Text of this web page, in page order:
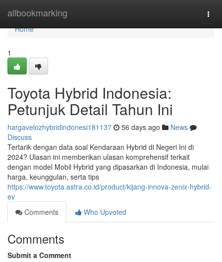
allbookmarking
Home
Home
1
Toyota Hybrid Indonesia:
Petunjuk Detail Tahun Ini
hargavelozhybridindonesi181137 56 days ago
News
Discuss
Tertarik dengan data soal Kendaraan Hybrid di Negeri Ini di
2024? Ulasan ini memberikan ulasan komprehensif terkait
dengan model Mobil Hybrid yang dipasarkan di Indonesia, mulai
harga, keunggulan, serta tips
https://www.toyota.astra.co.id/product/kijang-innova-zenix-hybrid-
ev
Comments
Who Upvoted
Comments
Submit a Comment